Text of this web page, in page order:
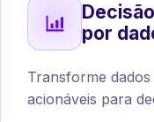
por
Transforme
acionáveis para